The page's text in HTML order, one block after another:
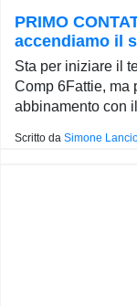
PRIMO
accendiamo il
Sta per iniziare il
Comp 6Fattie, ma
abbinamento con
Scritto da Simone